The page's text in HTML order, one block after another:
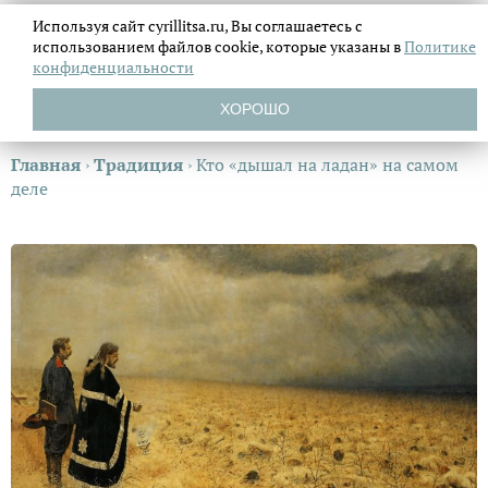
Главная ›Традиция ›Кто «дышал на ладан» на самом
деле
Используя сайт cyrillitsa.ru, Вы соглашаетесь с
использованием файловcookie, которые указаны вПолитике
конфиденциальности
ХОРОШО